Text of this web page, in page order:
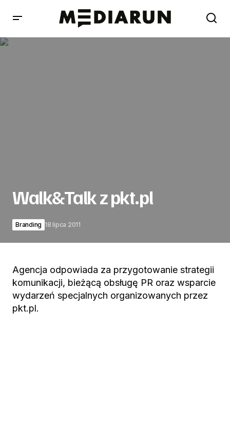
Walk&Talk z pkt.pl
Branding 18 lipca 2011
Agencja odpowiada za przygotowanie strategii
komunikacji, bieżącą obsługę PR oraz wsparcie
wydarzeń specjalnych organizowanych przez
pkt.pl.